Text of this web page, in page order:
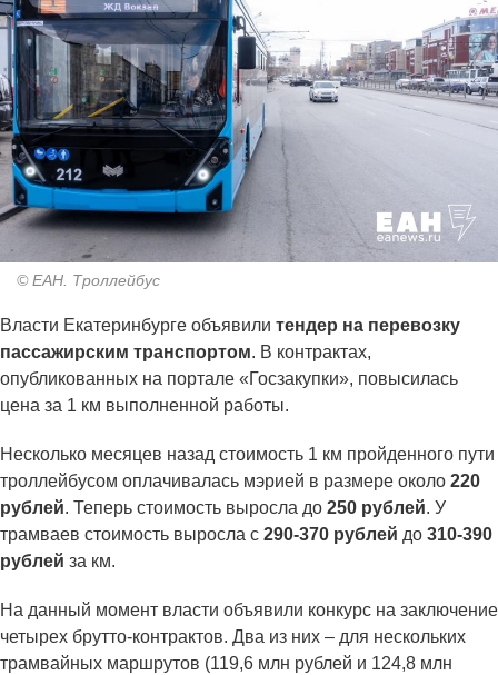
© ЕАН. Троллейбус
Власти Екатеринбурге объявили тендер на перевозку
пассажирским транспортом. В контрактах,
опубликованных на портале «Госзакупки», повысилась
цена за 1 км выполненной работы.
Несколько месяцев назад стоимость 1 км пройденного пути
троллейбусом оплачивалась мэрией в размере около 220
рублей. Теперь стоимость выросла до 250 рублей. У
трамваев стоимость выросла с 290-370 рублей до 310-390
рублей за км.
На данный момент власти объявили конкурс на заключение
четырех брутто-контрактов. Два из них – для нескольких
трамвайных маршрутов (119,6 млн рублей и 124,8 млн